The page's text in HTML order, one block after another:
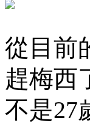
從目前
趕梅西
不是27